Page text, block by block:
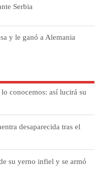
Serbia
y le ganó a Alemania
conocemos: así lucirá su
desaparecida tras el
su yerno infiel y se armó